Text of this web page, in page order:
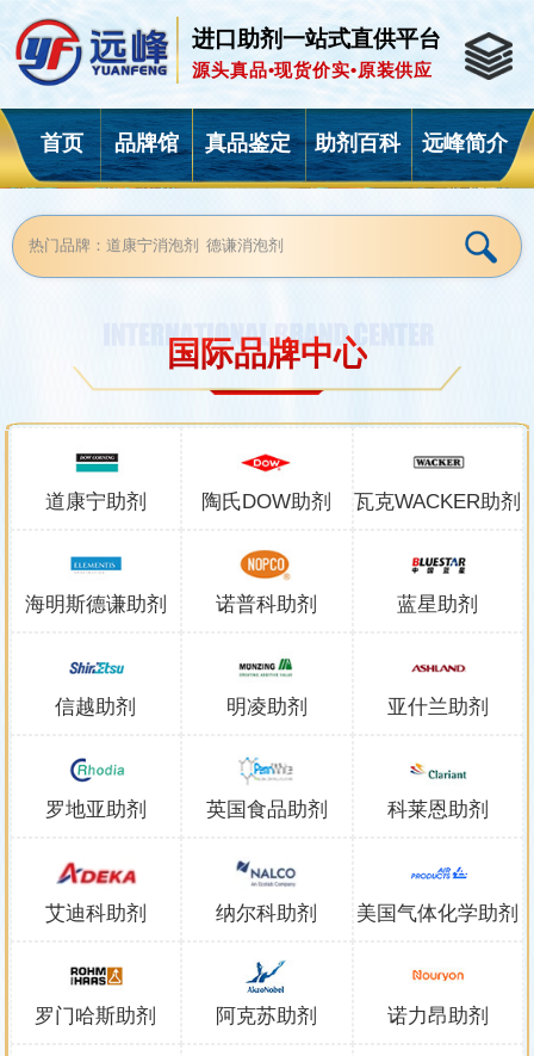
进口助剂一站式直供平台
源头真品•现货价实•原装供应
首页 品牌馆 真品鉴定 助剂百科 远峰简介
国际品牌中心
道康宁助剂 陶氏DOW助剂 瓦克WACKER助剂
海明斯德谦助剂 诺普科助剂 蓝星助剂
信越助剂 明凌助剂 亚什兰助剂
罗地亚助剂 英国食品助剂 科莱恩助剂
艾迪科助剂 纳尔科助剂 美国气体化学助剂
罗门哈斯助剂 阿克苏助剂 诺力昂助剂